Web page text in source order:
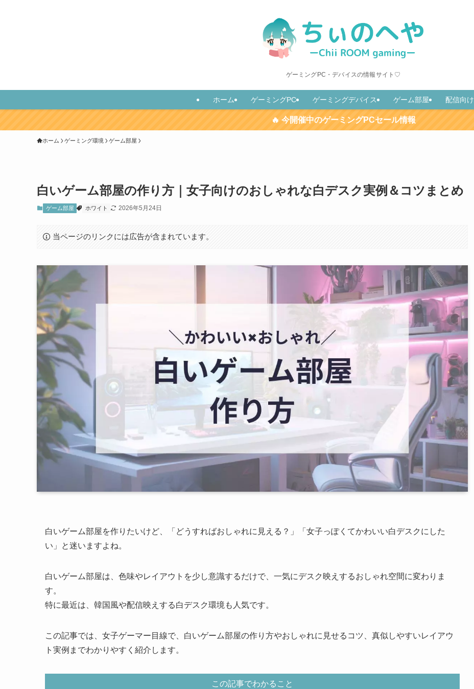
ゲーミングPC・デバイスの情報サイト♡
ホーム ゲーミングPC ゲーミングデバイス ゲーム部屋 配信向け
🔥 今開催中のゲーミングPCセール情報
ホーム ゲーミング環境 ゲーム部屋
白いゲーム部屋の作り方｜女子向けのおしゃれな白デスク実例＆コツまとめ
ゲーム部屋 ホワイト 2026年5月24日
当ページのリンクには広告が含まれています。
白いゲーム部屋を作りたいけど、「どうすればおしゃれに見える？」「女子っぽくてかわいい白デスクにした
い」と迷いますよね。
白いゲーム部屋は、色味やレイアウトを少し意識するだけで、一気にデスク映えするおしゃれ空間に変わりま
す。
特に最近は、韓国風や配信映えする白デスク環境も人気です。
この記事では、女子ゲーマー目線で、白いゲーム部屋の作り方やおしゃれに見せるコツ、真似しやすいレイアウ
ト実例までわかりやすく紹介します。
この記事でわかること